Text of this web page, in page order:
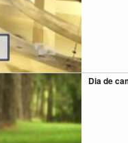
Dia de